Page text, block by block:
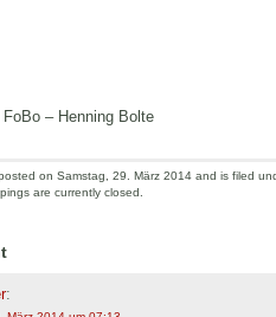
– Henning Bolte
on Samstag, 29. März 2014 and is filed
are currently closed.
: